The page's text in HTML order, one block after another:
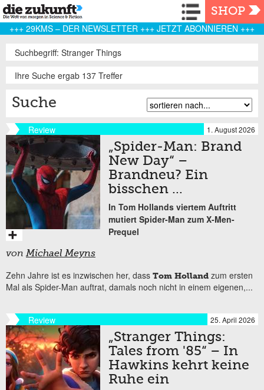
Navigation
SHOP
+++ 29KMS – DER NEWSLETTER +++ JETZT ABONNIEREN +++
Suchbegriff: Stranger Things
Ihre Suche ergab 137 Treffer
Suche
Review 1. August 2026
„Spider-Man: Brand
New Day“ –
Brandneu? Ein
bisschen …
In Tom Hollands viertem Auftritt
mutiert Spider-Man zum X-Men-
Prequel
vonMichael Meyns
Zehn Jahre ist es inzwischen her, dass Tom Holland zum ersten
Mal als Spider-Man auftrat, damals noch nicht in einem eigenen,...
Review 25. April 2026
„Stranger Things:
Tales from '85“ – In
Hawkins kehrt keine
Ruhe ein